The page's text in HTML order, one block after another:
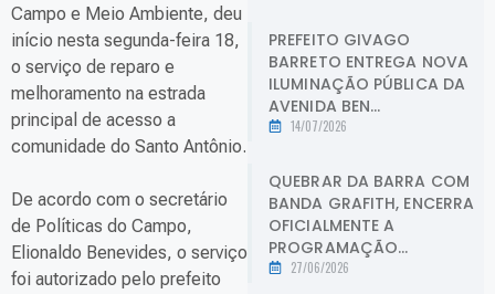
Campo e Meio Ambiente, deu
início nesta segunda-feira 18,
o serviço de reparo e
melhoramento na estrada
principal de acesso a
comunidade do Santo Antônio.
De acordo com o secretário
de Políticas do Campo,
Elionaldo Benevides, o serviço
foi autorizado pelo prefeito
PREFEITO GIVAGO
BARRETO ENTREGA NOVA
ILUMINAÇÃO PÚBLICA DA
AVENIDA BEN...
14/07/2026
QUEBRAR DA BARRA COM
BANDA GRAFITH, ENCERRA
OFICIALMENTE A
PROGRAMAÇÃO...
27/06/2026